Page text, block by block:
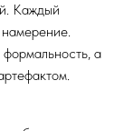
Каждый
а